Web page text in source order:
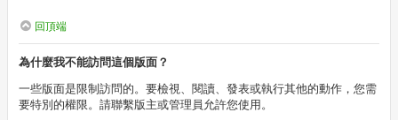
回頂端
為什麼我不能訪問這個版面？
一些版面是限制訪問的。要檢視、閱讀、發表或執行其他的動作，您需
要特別的權限。請聯繫版主或管理員允許您使用。